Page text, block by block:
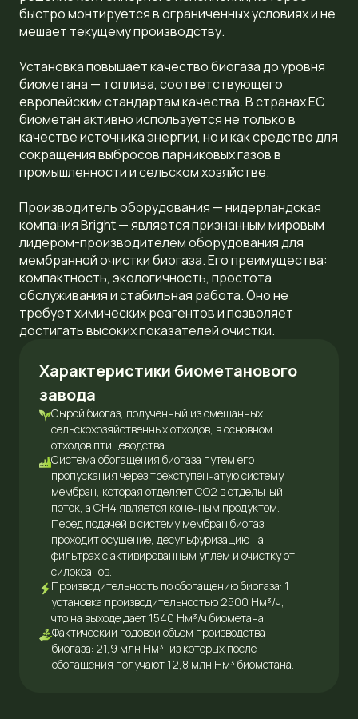
быстро монтируется в ограниченных условиях и не
мешает текущему производству.
Установка повышает качество биогаза до уровня
биометана — топлива, соответствующего
европейским стандартам качества. В странах ЕС
биометан активно используется не только в
качестве источника энергии, но и как средство для
сокращения выбросов парниковых газов в
промышленности и сельском хозяйстве.
Производитель оборудования — нидерландская
компания Bright — является признанным мировым
лидером-производителем оборудования для
мембранной очистки биогаза. Его преимущества:
компактность, экологичность, простота
обслуживания и стабильная работа. Оно не
требует химических реагентов и позволяет
достигать высоких показателей очистки.
Характеристики биометанового
завода
Сырой биогаз, полученный из смешанных
сельскохозяйственных отходов, в основном
отходов птицеводства.
Система обогащения биогаза путем его
пропускания через трехступенчатую систему
мембран, которая отделяет CO2 в отдельный
поток, а CH4 является конечным продуктом.
Перед подачей в систему мембран биогаз
проходит осушение, десульфуризацию на
фильтрах с активированным углем и очистку от
силоксанов.
Производительность по обогащению биогаза: 1
установка производительностью 2500 Нм³/ч,
что на выходе дает 1540 Нм³/ч биометана.
Фактический годовой объем производства
биогаза: 21,9 млн Нм³, из которых после
обогащения получают 12,8 млн Нм³ биометана.